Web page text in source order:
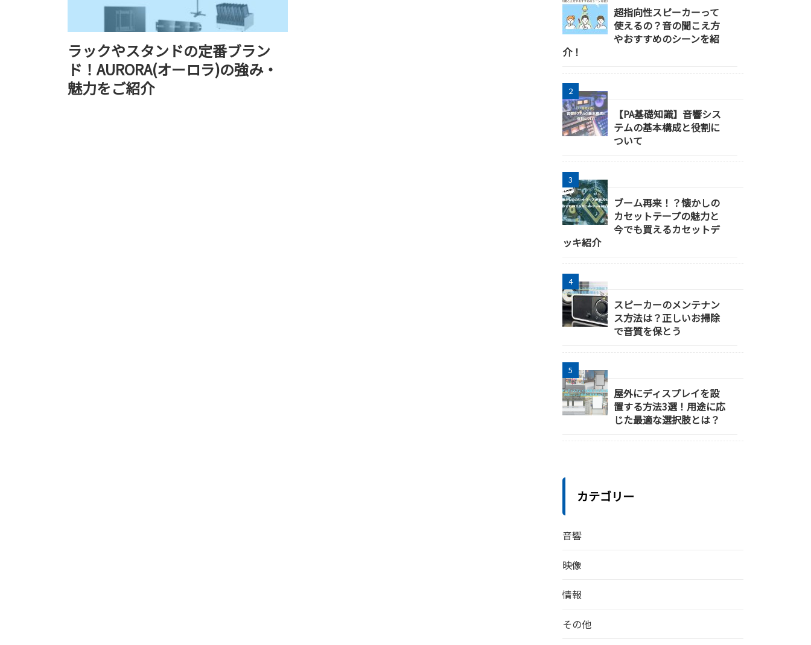
ラックやスタンドの定番ブラン
ド！AURORA(オーロラ)の強み・
魅力をご紹介
超指向性スピーカーって
使えるの？音の聞こえ方
やおすすめのシーンを紹
介！
【PA基礎知識】音響シス
テムの基本構成と役割に
ついて
ブーム再来！？懐かしの
カセットテープの魅力と
今でも買えるカセットデ
ッキ紹介
スピーカーのメンテナン
ス方法は？正しいお掃除
で音質を保とう
屋外にディスプレイを設
置する方法3選！用途に応
じた最適な選択肢とは？
カテゴリー
音響
映像
情報
その他